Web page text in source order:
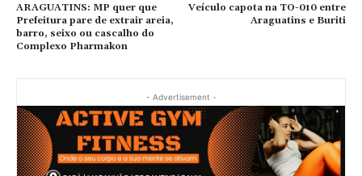
ARAGUATINS: MP quer que
Prefeitura pare de extrair areia,
barro, seixo ou cascalho do
Complexo Pharmakon
Veículo capota na TO-010 entre
Araguatins e Buriti
- Advertisement -